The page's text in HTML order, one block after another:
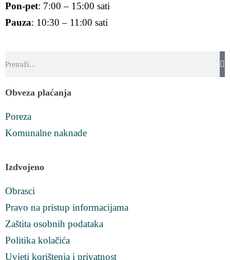
Pon-pet: 7:00 – 15:00 sati
Pauza: 10:30 – 11:00 sati
Obveza plaćanja
Poreza
Komunalne naknade
Izdvojeno
Obrasci
Pravo na pristup informacijama
Zaštita osobnih podataka
Politika kolačića
Uvjeti korištenja i privatnost